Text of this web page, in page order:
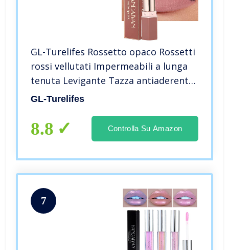
GL-Turelifes Rossetto opaco Rossetti
rossi vellutati Impermeabili a lunga
tenuta Levigante Tazza antiaderente
Rossetti colori sexy (# 03 Nudo)
GL-Turelifes
8.8 Controlla Su Amazon
7